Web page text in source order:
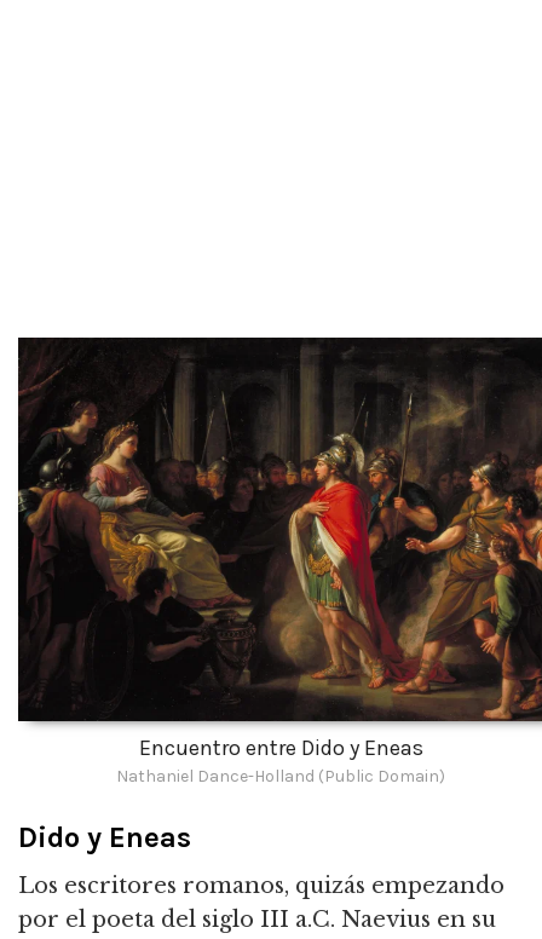
Encuentro entre Dido y Eneas
Nathaniel Dance-Holland (Public Domain)
Dido y Eneas
Los escritores romanos, quizás empezando
por el poeta del siglo III a.C. Naevius en su